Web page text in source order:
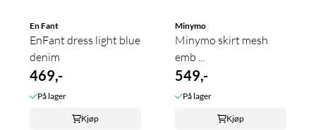
En Fant
EnFant dress light blue
denim
469,-
På lager
Kjøp
Minymo
Minymo skirt mesh
emb ...
549,-
På lager
Kjøp